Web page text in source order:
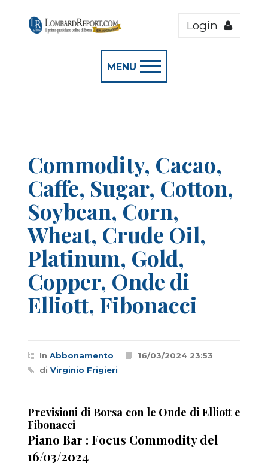
Login
MENU
Commodity, Cacao,
Caffe, Sugar, Cotton,
Soybean, Corn,
Wheat, Crude Oil,
Platinum, Gold,
Copper, Onde di
Elliott, Fibonacci
In Abbonamento
16/03/2024 23:53
di Virginio Frigieri
Previsioni di Borsa con le Onde di Elliott e
Fibonacci
Piano Bar : Focus Commodity del
16/03/2024